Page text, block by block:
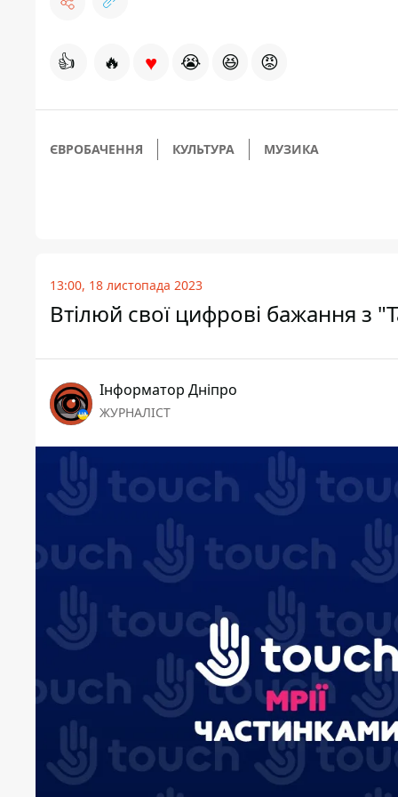
👍 🔥 ♥ 😭 😆 😡
ЄВРОБАЧЕННЯ КУЛЬТУРА МУЗИКА
13:00, 18 листопада 2023
Втілюй свої цифрові бажання з
Інформатор Дніпро
ЖУРНАЛІСТ